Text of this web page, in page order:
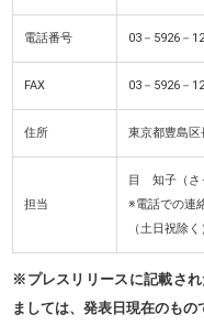
電話番号 03－5926－
FAX 03－5926－
住所 東京都豊島区
担当
目 知子（さ
※電話での連
（土日祝除く
※プレスリリースに記載さ
ましては、発表日現在のもの